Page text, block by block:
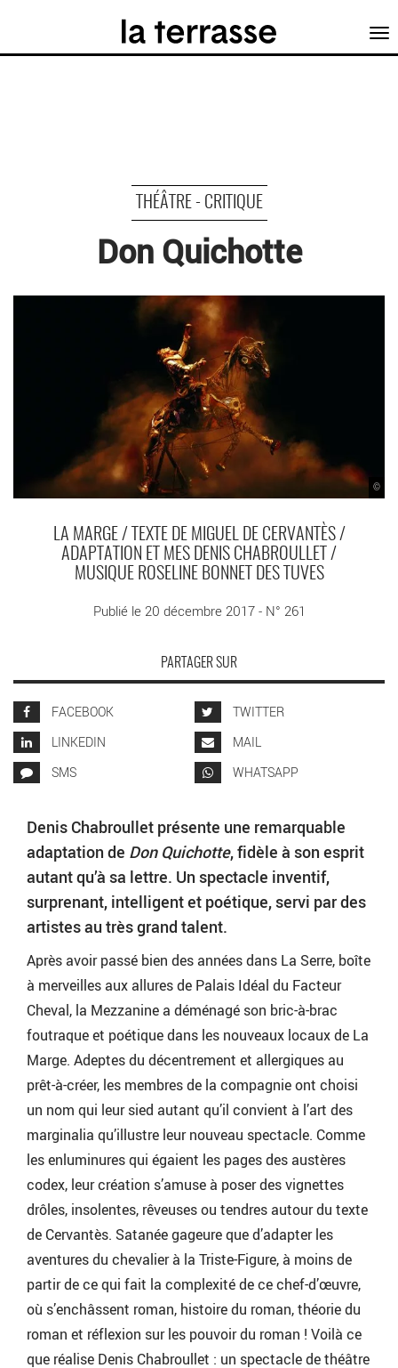
THÉÂTRE - CRITIQUE
Don Quichotte
©
LA MARGE / TEXTE DE MIGUEL DE CERVANTÈS /
ADAPTATION ET MES DENIS CHABROULLET /
MUSIQUE ROSELINE BONNET DES TUVES
Publié le 20 décembre 2017 - N° 261
PARTAGER SUR
FACEBOOK
TWITTER
LINKEDIN
MAIL
SMS
WHATSAPP
Denis Chabroullet présente une remarquable
adaptation de Don Quichotte, fidèle à son esprit
autant qu’à sa lettre. Un spectacle inventif,
surprenant, intelligent et poétique, servi par des
artistes au très grand talent.
Après avoir passé bien des années dans La Serre, boîte
à merveilles aux allures de Palais Idéal du Facteur
Cheval, la Mezzanine a déménagé son bric-à-brac
foutraque et poétique dans les nouveaux locaux de La
Marge. Adeptes du décentrement et allergiques au
prêt-à-créer, les membres de la compagnie ont choisi
un nom qui leur sied autant qu’il convient à l’art des
marginalia qu’illustre leur nouveau spectacle. Comme
les enluminures qui égaient les pages des austères
codex, leur création s’amuse à poser des vignettes
drôles, insolentes, rêveuses ou tendres autour du texte
de Cervantès. Satanée gageure que d’adapter les
aventures du chevalier à la Triste-Figure, à moins de
partir de ce qui fait la complexité de ce chef-d’œuvre,
où s’enchâssent roman, histoire du roman, théorie du
roman et réflexion sur les pouvoir du roman ! Voilà ce
que réalise Denis Chabroullet : un spectacle de théâtre